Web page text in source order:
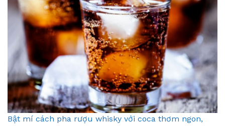
Bật mí cách pha rượu whisky với coca thơm ngon,